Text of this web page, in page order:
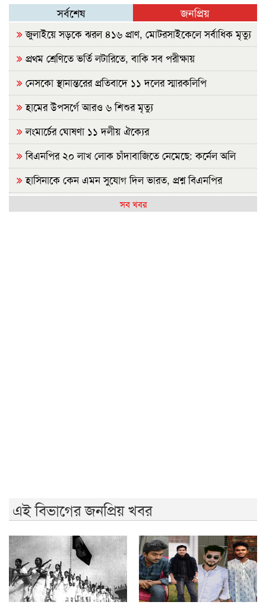
সর্বশেষ জনপ্রিয়
জুলাইয়ে সড়কে ঝরল ৪১৬ প্রাণ, মোটরসাইকেলে সর্বাধিক মৃত্যু
প্রথম শ্রেণিতে ভর্তি লটারিতে, বাকি সব পরীক্ষায়
নেসকো স্থানান্তরের প্রতিবাদে ১১ দলের স্মারকলিপি
হামের উপসর্গে আরও ৬ শিশুর মৃত্যু
লংমার্চের ঘোষণা ১১ দলীয় ঐক্যের
বিএনপির ২০ লাখ লোক চাঁদাবাজিতে নেমেছে: কর্নেল অলি
হাসিনাকে কেন এমন সুযোগ দিল ভারত, প্রশ্ন বিএনপির
রাষ্ট্রপতি নির্বাচন ২০ আগস্টসব খবর
এই বিভাগের জনপ্রিয় খবর